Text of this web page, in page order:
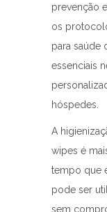
prevenção
os
para saúde
essenciais
hóspedes.
A
wipes é
tempo que
pode ser
sem